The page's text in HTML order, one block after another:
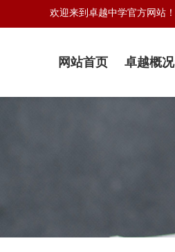
欢迎来到卓越中学官方网站！
网站首页 卓越概况